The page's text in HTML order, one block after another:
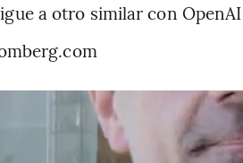
a otro similar con